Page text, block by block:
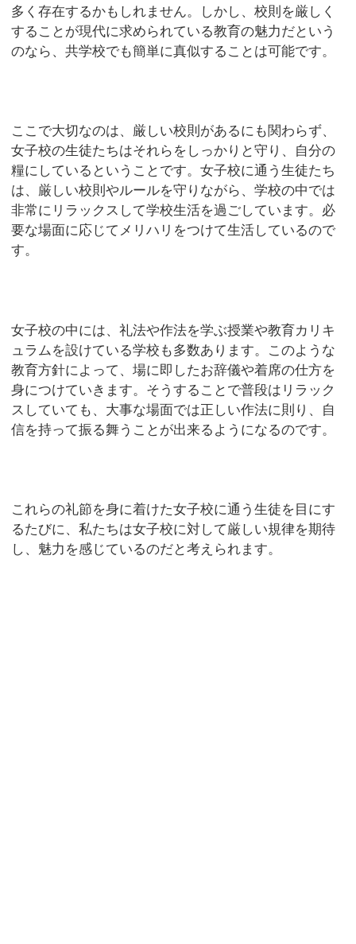
多く存在するかもしれません。しかし、校則を厳しく
することが現代に求められている教育の魅力だという
のなら、共学校でも簡単に真似することは可能です。
ここで大切なのは、厳しい校則があるにも関わらず、
女子校の生徒たちはそれらをしっかりと守り、自分の
糧にしているということです。女子校に通う生徒たち
は、厳しい校則やルールを守りながら、学校の中では
非常にリラックスして学校生活を過ごしています。必
要な場面に応じてメリハリをつけて生活しているので
す。
女子校の中には、礼法や作法を学ぶ授業や教育カリキ
ュラムを設けている学校も多数あります。このような
教育方針によって、場に即したお辞儀や着席の仕方を
身につけていきます。そうすることで普段はリラック
スしていても、大事な場面では正しい作法に則り、自
信を持って振る舞うことが出来るようになるのです。
これらの礼節を身に着けた女子校に通う生徒を目にす
るたびに、私たちは女子校に対して厳しい規律を期待
し、魅力を感じているのだと考えられます。